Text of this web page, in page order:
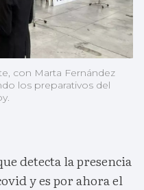
con Marta Fernández
los preparativos del
detecta la presencia
y es por ahora el